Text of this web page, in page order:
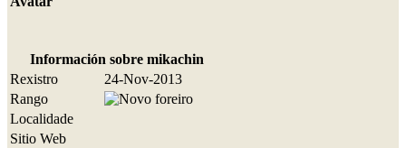
Información sobre mikachin
Rexistro
24-Nov-2013
Rango
Localidade
Sitio Web